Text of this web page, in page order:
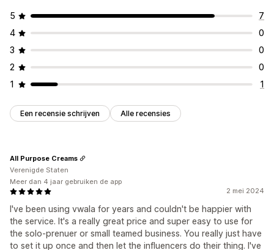
5
7
4
0
3
0
2
0
1
1
Een recensie schrijven Alle recensies
2 mei 2024
I've been using vwala for years and couldn't be happier with
the service. It's a really great price and super easy to use for
the solo-prenuer or small teamed business. You really just have
to set it up once and then let the influencers do their thing. I've
All Purpose Creams
Verenigde Staten
Meer dan 4 jaar gebruiken de app